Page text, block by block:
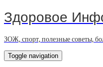
Здоровое
ЗОЖ, спорт, полезные советы,
Toggle navigation